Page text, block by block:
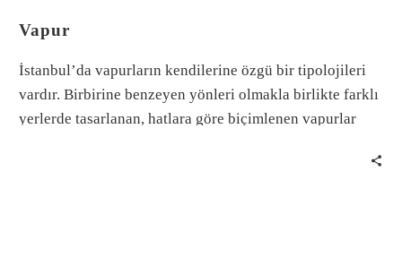
Vapur
İstanbul’da vapurların kendilerine özgü bir tipolojileri
vardır. Birbirine benzeyen yönleri olmakla birlikte farklı
yerlerde tasarlanan, hatlara göre biçimlenen vapurlar